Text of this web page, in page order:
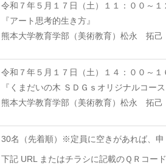
令和７年５月１７日（土）１１：００～１
『アート思考的生き方』
熊本大学教育学部（美術教育）松永 拓
令和７年５月１７日（土）１４：００～
『くまだいの木 ＳＤＧｓ オリジナルコー
熊本大学教育学部（美術教育）松永 拓
30名（先着順）※定員に空きがあれば、
下記 URL またはチラシに記載のＱＲコー